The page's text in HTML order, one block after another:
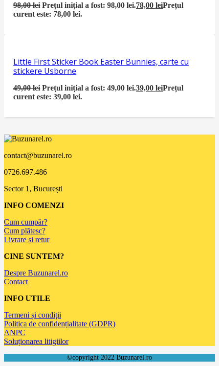
98,00lei Prețul inițial a fost: 98,00 lei.78,00leiPrețul
curent este: 78,00 lei.
Little First Sticker Book Easter Bunnies, carte cu
stickere Usborne
49,00lei Prețul inițial a fost: 49,00 lei.39,00leiPrețul
curent este: 39,00 lei.
contact@buzunarel.ro
0726.697.486
Sector 1, București
INFO COMENZI
Cum cumpăr?
Cum plătesc?
Livrare și retur
CINE SUNTEM?
Despre Buzunarel.ro
Contact
INFO UTILE
Termeni și condiții
Politica de confidențialitate (GDPR)
ANPC
Soluționarea litigiilor
©copyright 2022 Buzunarel.ro